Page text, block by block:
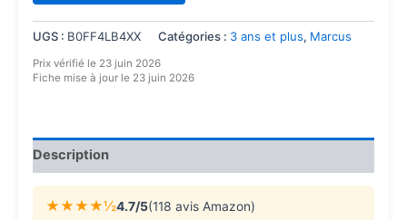
UGS : B0FF4LB4XX Catégories : 3 ans et plus, Marcus
Prix vérifié le 23 juin 2026
Fiche mise à jour le 23 juin 2026
Description
★★★★½4.7/5(118 avis Amazon)